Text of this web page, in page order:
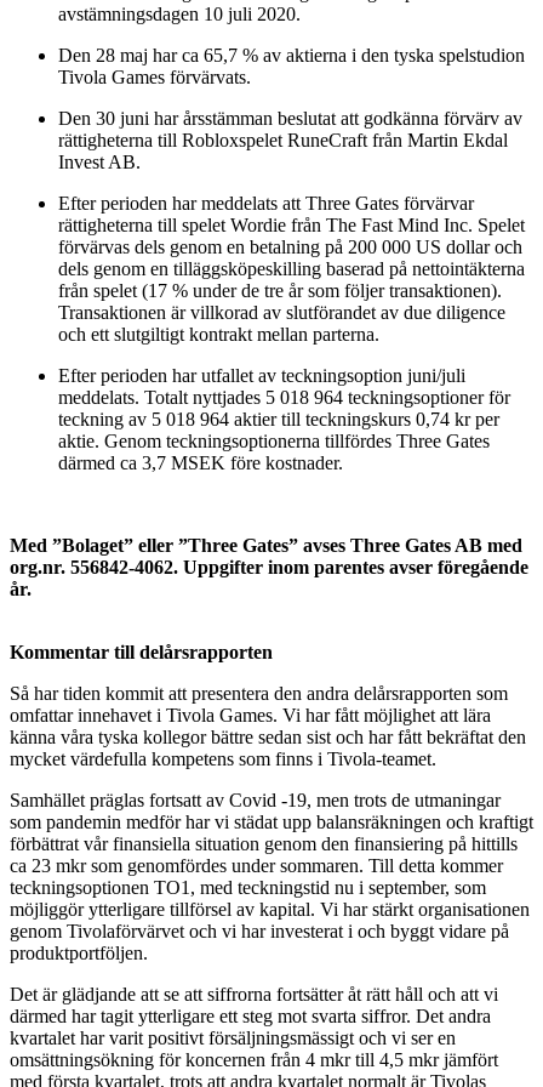
avstämningsdagen 10 juli 2020.
Den 28 maj har ca 65,7 % av aktierna i den tyska spelstudion
Tivola Games förvärvats.
Den 30 juni har årsstämman beslutat att godkänna förvärv av
rättigheterna till Robloxspelet RuneCraft från Martin Ekdal
Invest AB.
Efter perioden har meddelats att Three Gates förvärvar
rättigheterna till spelet Wordie från The Fast Mind Inc. Spelet
förvärvas dels genom en betalning på 200 000 US dollar och
dels genom en tilläggsköpeskilling baserad på nettointäkterna
från spelet (17 % under de tre år som följer transaktionen).
Transaktionen är villkorad av slutförandet av due diligence
och ett slutgiltigt kontrakt mellan parterna.
Efter perioden har utfallet av teckningsoption juni/juli
meddelats. Totalt nyttjades 5 018 964 teckningsoptioner för
teckning av 5 018 964 aktier till teckningskurs 0,74 kr per
aktie. Genom teckningsoptionerna tillfördes Three Gates
därmed ca 3,7 MSEK före kostnader.
Med ”Bolaget” eller ”Three Gates” avses Three Gates AB med
org.nr. 556842-4062. Uppgifter inom parentes avser föregående
år.
Kommentar till delårsrapporten
Så har tiden kommit att presentera den andra delårsrapporten som
omfattar innehavet i Tivola Games. Vi har fått möjlighet att lära
känna våra tyska kollegor bättre sedan sist och har fått bekräftat den
mycket värdefulla kompetens som finns i Tivola-teamet.
Samhället präglas fortsatt av Covid -19, men trots de utmaningar
som pandemin medför har vi städat upp balansräkningen och kraftigt
förbättrat vår finansiella situation genom den finansiering på hittills
ca 23 mkr som genomfördes under sommaren. Till detta kommer
teckningsoptionen TO1, med teckningstid nu i september, som
möjliggör ytterligare tillförsel av kapital. Vi har stärkt organisationen
genom Tivolaförvärvet och vi har investerat i och byggt vidare på
produktportföljen.
Det är glädjande att se att siffrorna fortsätter åt rätt håll och att vi
därmed har tagit ytterligare ett steg mot svarta siffror. Det andra
kvartalet har varit positivt försäljningsmässigt och vi ser en
omsättningsökning för koncernen från 4 mkr till 4,5 mkr jämfört
med första kvartalet, trots att andra kvartalet normalt är Tivolas